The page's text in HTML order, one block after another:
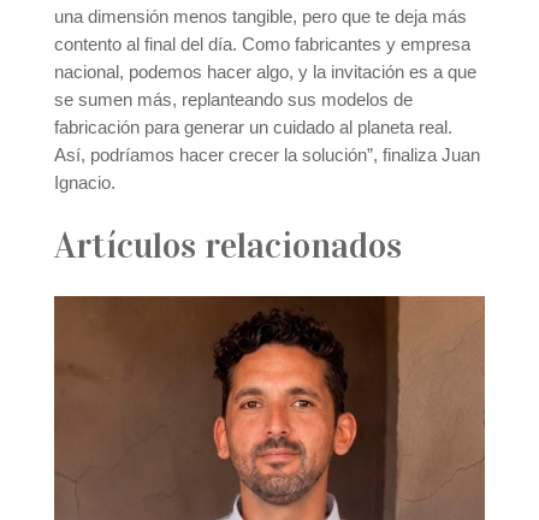
una dimensión menos tangible, pero que te deja más
contento al final del día. Como fabricantes y empresa
nacional, podemos hacer algo, y la invitación es a que
se sumen más, replanteando sus modelos de
fabricación para generar un cuidado al planeta real.
Así, podríamos hacer crecer la solución”, finaliza Juan
Ignacio.
Artículos relacionados